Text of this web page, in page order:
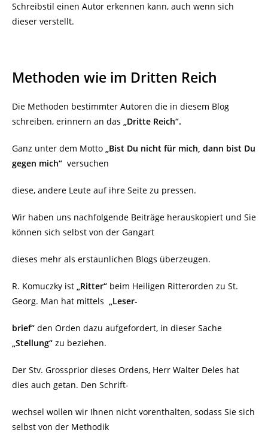
Schreibstil einen Autor erkennen kann, auch wenn sich
dieser verstellt.
Methoden wie im Dritten Reich
Die Methoden bestimmter Autoren die in diesem Blog
schreiben, erinnern an das „Dritte Reich“.
Ganz unter dem Motto „Bist Du nicht für mich, dann bist Du
gegen mich“ versuchen
diese, andere Leute auf ihre Seite zu pressen.
Wir haben uns nachfolgende Beiträge herauskopiert und Sie
können sich selbst von der Gangart
dieses mehr als erstaunlichen Blogs überzeugen.
R. Komuczky ist „Ritter“ beim Heiligen Ritterorden zu St.
Georg. Man hat mittels „Leser-
brief“ den Orden dazu aufgefordert, in dieser Sache
„Stellung“ zu beziehen.
Der Stv. Grossprior dieses Ordens, Herr Walter Deles hat
dies auch getan. Den Schrift-
wechsel wollen wir Ihnen nicht vorenthalten, sodass Sie sich
selbst von der Methodik